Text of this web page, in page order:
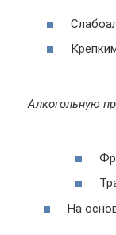
Алкогольную
На